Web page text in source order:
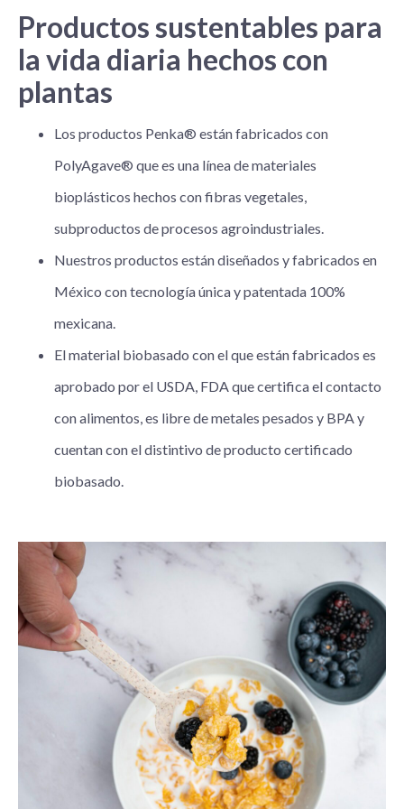
Productos sustentables para
la vida diaria hechos con
plantas
Los productos Penka® están fabricados con
PolyAgave® que es una línea de materiales
bioplásticos hechos con fibras vegetales,
subproductos de procesos agroindustriales.
Nuestros productos están diseñados y fabricados en
México con tecnología única y patentada 100%
mexicana.
El material biobasado con el que están fabricados es
aprobado por el USDA, FDA que certifica el contacto
con alimentos, es libre de metales pesados y BPA y
cuentan con el distintivo de producto certificado
biobasado.